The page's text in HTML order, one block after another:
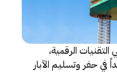
الرقمية،
في حفر وتسليم الآبار